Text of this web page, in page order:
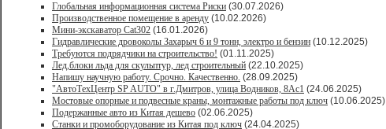
Глобальная информационная система Риски (30.07.2026)
Производственное помещение в аренду (10.02.2026)
Мини-экскаватор Cat302 (16.01.2026)
Гидравлические дровоколы Захарыч 6 и 9 тонн, электро и бензин (10.12.2025)
Требуются подрядчики на строительство! (01.11.2025)
Лед,блоки льда для скульптур, лед строительный (22.10.2025)
Напишу научную работу. Срочно. Качественно. (28.09.2025)
"АвтоТехЦентр SP AUTO" в г.Дмитров, улица Водников, 8Ас1 (24.06.2025)
Мостовые опорные и подвесные краны, монтажные работы под ключ (10.06.2025)
Подержанные авто из Китая дешево (02.06.2025)
Станки и промоборудование из Китая под ключ (24.04.2025)